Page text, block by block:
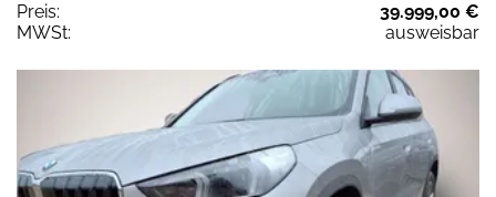
Preis:
39.999,00 €
MWSt:
ausweisbar